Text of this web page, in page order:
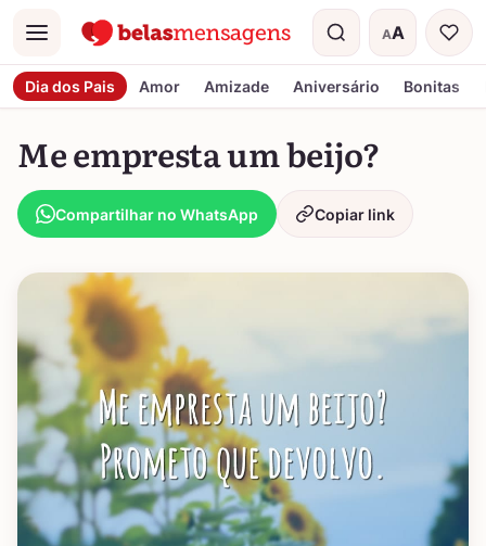
Menu AA
Tamanho do
Dia dos Pais Amor Amizade Aniversário Bonitas
Me empresta um beijo?
Compartilhar no WhatsApp Copiar link